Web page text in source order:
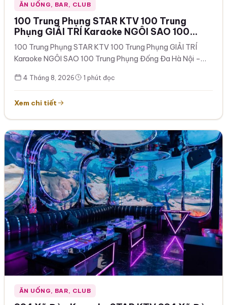
ĂN UỐNG, BAR, CLUB
100 Trung Phụng STAR KTV 100 Trung
Phụng GIẢI TRÍ Karaoke NGÔI SAO 100
Trung Phụng Đống Đa Hà Nội – STAR KTV –
Hệ thống karaoke cao cấp tại Xã Đàn
100 Trung Phụng STAR KTV 100 Trung Phụng GIẢI TRÍ
Karaoke NGÔI SAO 100 Trung Phụng Đống Đa Hà Nội –
4 Tháng 8, 2026 1 phút đọc
Xem chi tiết
ĂN UỐNG, BAR, CLUB